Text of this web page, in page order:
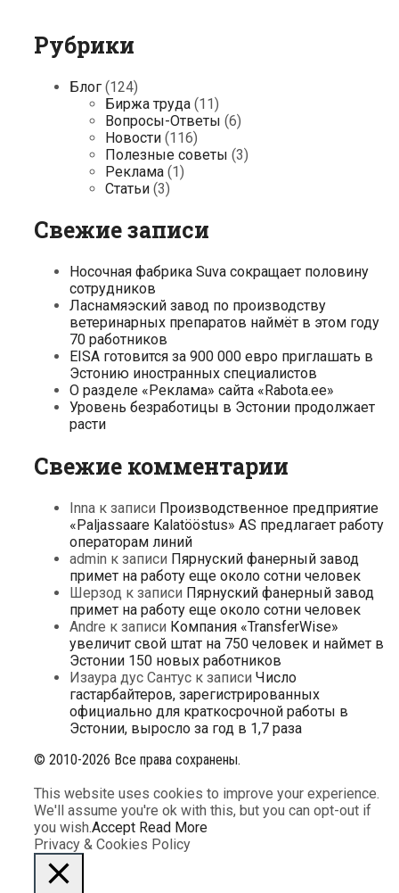
Рубрики
Блог (124)
Биржа труда (11)
Вопросы-Ответы (6)
Новости (116)
Полезные советы (3)
Реклама (1)
Статьи (3)
Свежие записи
Носочная фабрика Suva сокращает половину
сотрудников
Ласнамяэский завод по производству
ветеринарных препаратов наймёт в этом году
70 работников
EISA готовится за 900 000 евро приглашать в
Эстонию иностранных специалистов
О разделе «Реклама» сайта «Rabota.ee»
Уровень безработицы в Эстонии продолжает
расти
Свежие комментарии
Inna к записи Производственное предприятие
«Paljassaare Kalatööstus» AS предлагает работу
операторам линий
admin к записи Пярнуский фанерный завод
примет на работу еще около сотни человек
Шерзод к записи Пярнуский фанерный завод
примет на работу еще около сотни человек
Andre к записи Компания «TransferWise»
увеличит свой штат на 750 человек и наймет в
Эстонии 150 новых работников
Изаура дус Сантус к записи Число
гастарбайтеров, зарегистрированных
официально для краткосрочной работы в
Эстонии, выросло за год в 1,7 раза
© 2010-2026 Все права сохранены.
This website uses cookies to improve your experience.
We'll assume you're ok with this, but you can opt-out if
you wish.Accept Read More
Privacy & Cookies Policy